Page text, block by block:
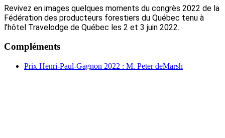
Revivez en images quelques moments du congrès 2022 de la
Fédération des producteurs forestiers du Québec tenu à
l’hôtel Travelodge de Québec les 2 et 3 juin 2022.
Compléments
Prix Henri-Paul-Gagnon 2022 : M. Peter deMarsh